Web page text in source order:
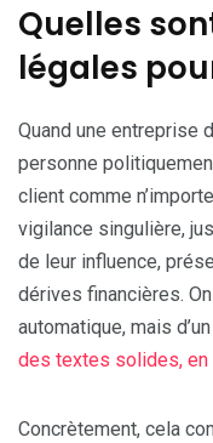
Quelles
légales
Quand une entreprise
personne
client comme
vigilance singulière,
de leur influence,
dérives financières.
automatique, mais
des textes solides, en
Concrètement, cela